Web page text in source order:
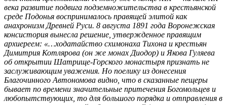
века развитие подвига подземножительства в крестьянской
среде Подонья воспринималось правящей элитой как
анахронизм Древней Руси. 8 августа 1891 года Воронежская
консистория вынесла решение, утвержденное правящим
архиереем: «…ходатайство схимонаха Тихона и крестьян
Димитрия Котлярова (он же монах Диодор) и Якова Гуляева
об открытии Шатрище-Горского монастыря признать не
заслуживающим уважения. Но поелику из донесения
Благочинного Автономова видно, что в сказанные пещеры
бывает по времени значительные притечения Богомольцев и
любопытствующих, то для большого порядка и отправления в